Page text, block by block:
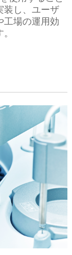
装し、ユーザ
工場の運用効